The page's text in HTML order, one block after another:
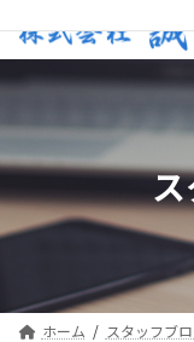
ン
テ
ン
へ
ス
ッ
プ
ビ
ゲ
ー
ョ
ン
移
動
ホーム スタッフブ